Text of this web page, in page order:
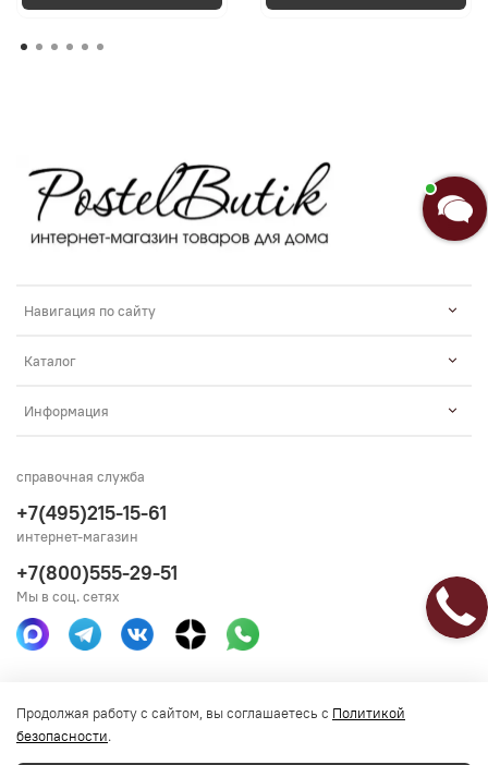
Навигация по сайту
Каталог
Информация
Получить консультацию
справочная служба
+7(495)215-15-61
интернет-магазин
+7(800)555-29-51
Мы в соц. сетях
Продолжая работу с сайтом, вы соглашаетесь с Политикой
безопасности.